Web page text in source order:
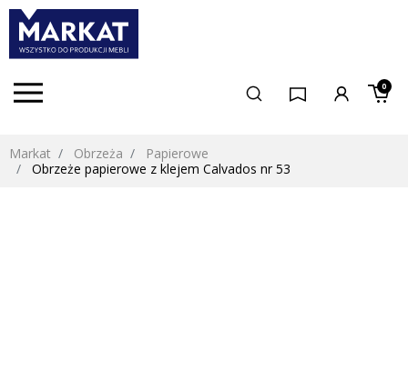
0
Markat Obrzeża
Papierowe
Obrzeże papierowe z klejem Calvados nr 53